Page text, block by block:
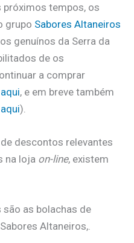
tempos, os
grupo Sabores Altaneiros
genuínos da Serra da
de os
a comprar
aqui, e em breve também
aqui).
descontos relevantes
na loja on-line, existem
as bolachas de
Altaneiros,.